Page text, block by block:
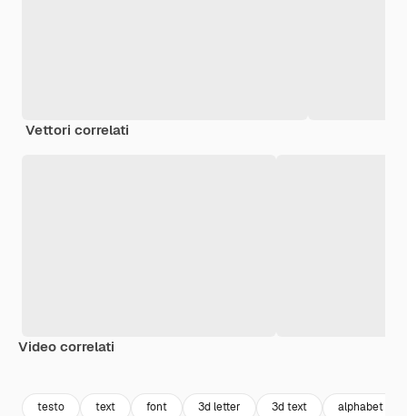
Vettori correlati
Video correlati
testo text font 3d letter 3d text alphabet